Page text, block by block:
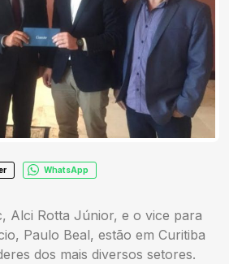
WhatsApp
Alci Rotta Júnior, e o vice para
Paulo Beal, estão em Curitiba
dos mais diversos setores.